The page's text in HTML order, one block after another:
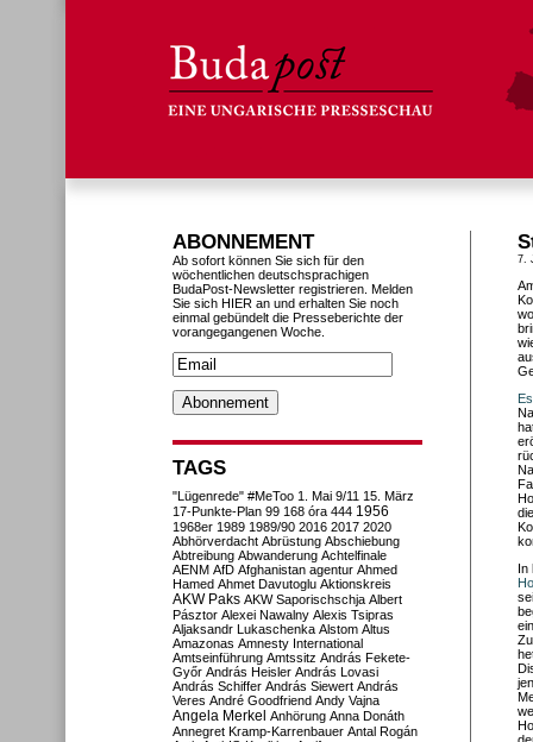
7.
In
ABONNEMENT
Ab sofort können Sie sich für den
wöchentlichen deutschsprachigen
BudaPost-Newsletter registrieren. Melden
Sie sich HIER an und erhalten Sie noch
einmal gebündelt die Presseberichte der
vorangegangenen Woche.
TAGS
"Lügenrede" #MeToo 1. Mai 9/11 15. März
17-Punkte-Plan 99 168 óra 444 1956
1968er 1989 1989/90 2016 2017 2020
Abhörverdacht Abrüstung Abschiebung
Abtreibung Abwanderung Achtelfinale
AENM AfD Afghanistan agentur Ahmed
Hamed Ahmet Davutoglu Aktionskreis
AKW Paks AKW Saporischschja Albert
Pásztor Alexei Nawalny Alexis Tsipras
Aljaksandr Lukaschenka Alstom Altus
Amazonas Amnesty International
Amtseinführung Amtssitz András Fekete-
Győr András Heisler András Lovasi
András Schiffer András Siewert András
Veres André Goodfriend Andy Vajna
Angela Merkel Anhörung Anna Donáth
Annegret Kramp-Karrenbauer Antal Rogán